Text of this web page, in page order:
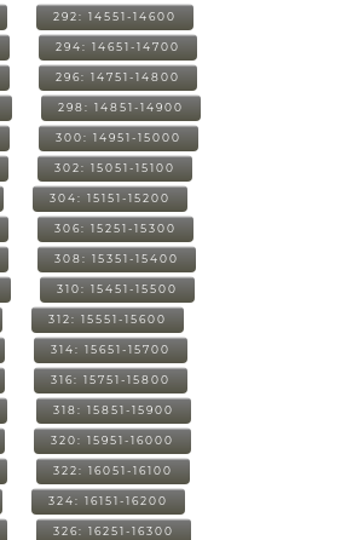
292: 14551-14600
294: 14651-14700
296: 14751-14800
298: 14851-14900
300: 14951-15000
302: 15051-15100
304: 15151-15200
306: 15251-15300
308: 15351-15400
310: 15451-15500
312: 15551-15600
314: 15651-15700
316: 15751-15800
318: 15851-15900
320: 15951-16000
322: 16051-16100
324: 16151-16200
326: 16251-16300